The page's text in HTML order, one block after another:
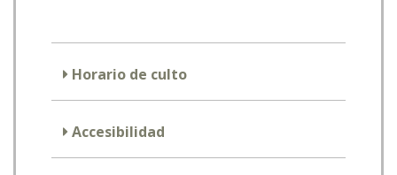
Horario de culto
Accesibilidad